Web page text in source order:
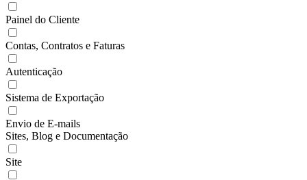
Painel do Cliente
Contas, Contratos e Faturas
Autenticação
Sistema de Exportação
Envio de E-mails
Sites, Blog e Documentação
Site